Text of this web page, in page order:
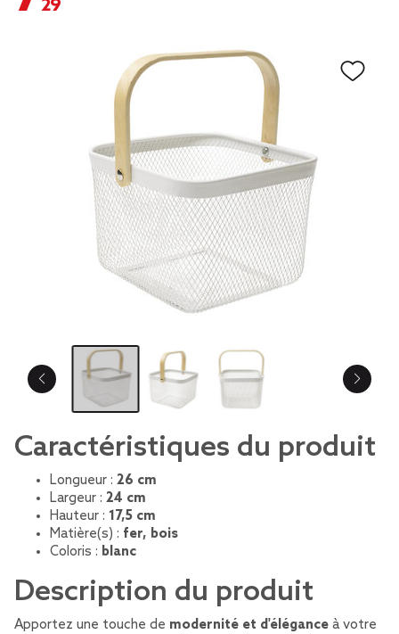
Caractéristiques du produit
Longueur : 26 cm
Largeur : 24 cm
Hauteur : 17,5 cm
Matière(s) : fer, bois
Coloris : blanc
Description du produit
Apportez une touche de modernité et d'élégance à votre